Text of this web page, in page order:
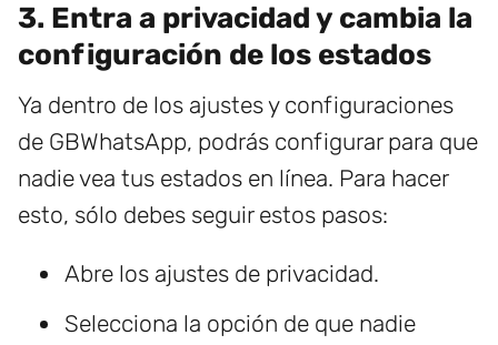
3. Entra a privacidad y cambia la
configuración de los estados
Ya dentro de los ajustes y configuraciones
de GBWhatsApp, podrás configurar para que
nadie vea tus estados en línea. Para hacer
esto, sólo debes seguir estos pasos:
Abre los ajustes de privacidad.
Selecciona la opción de que nadie